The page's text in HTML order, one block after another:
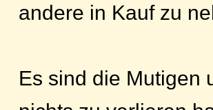
andere in Kauf zu
Es sind die Mutigen